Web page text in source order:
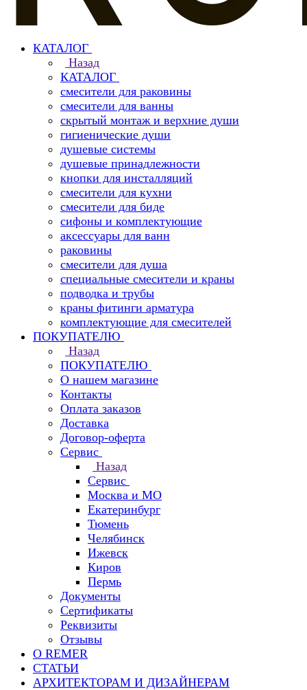
КАТАЛОГ
Назад
КАТАЛОГ
смесители для раковины
смесители для ванны
скрытый монтаж и верхние души
гигиенические души
душевые системы
душевые принадлежности
кнопки для инсталляций
смесители для кухни
смесители для биде
сифоны и комплектующие
аксессуары для ванн
раковины
смесители для душа
специальные смесители и краны
подводка и трубы
краны фитинги арматура
комплектующие для смесителей
ПОКУПАТЕЛЮ
Назад
ПОКУПАТЕЛЮ
О нашем магазине
Контакты
Оплата заказов
Доставка
Договор-оферта
Сервис
Назад
Сервис
Москва и МО
Екатеринбург
Тюмень
Челябинск
Ижевск
Киров
Пермь
Документы
Сертификаты
Реквизиты
Отзывы
О REMER
СТАТЬИ
АРХИТЕКТОРАМ И ДИЗАЙНЕРАМ